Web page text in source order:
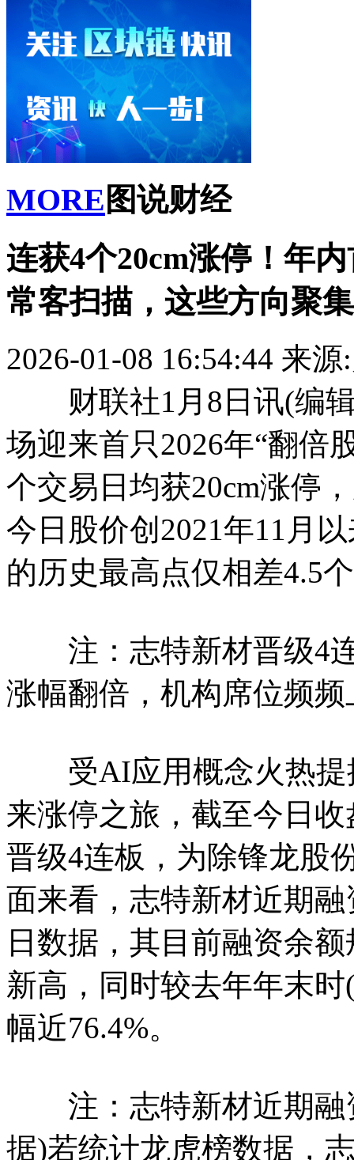
MORE 图说财经
连获4个20cm涨停！年
常客扫描，这些方向聚
2026-01-08 16:54:44 来源
财联社1月8日讯(编辑
场迎来首只2026年“翻倍
个交易日均获20cm涨停
今日股价创2021年11月
的历史最高点仅相差
注：志特新材晋级4连
涨幅翻倍，机构席位频频
受AI应用概念火热提
来涨停之旅，截至今日
晋级4连板，为除锋龙股
面来看，志特新材近期
日数据，其目前融资余
新高，同时较去年年末
幅近76.4%。
注：志特新材近期融
据)若统计龙虎榜数据，